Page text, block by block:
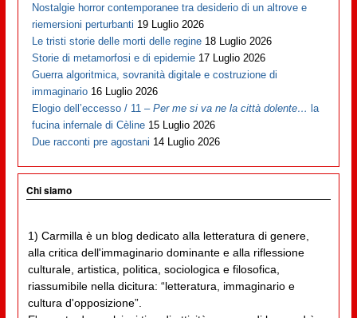
Nostalgie horror contemporanee tra desiderio di un altrove e
riemersioni perturbanti 19 Luglio 2026
Le tristi storie delle morti delle regine 18 Luglio 2026
Storie di metamorfosi e di epidemie 17 Luglio 2026
Guerra algoritmica, sovranità digitale e costruzione di
immaginario 16 Luglio 2026
Elogio dell’eccesso / 11 –Per me si va ne la città dolente… la
fucina infernale di Cèline 15 Luglio 2026
Due racconti pre agostani 14 Luglio 2026
Chi siamo
1) Carmilla è un blog dedicato alla letteratura di genere,
alla critica dell'immaginario dominante e alla riflessione
culturale, artistica, politica, sociologica e filosofica,
riassumibile nella dicitura: “letteratura, immaginario e
cultura d'opposizione”.